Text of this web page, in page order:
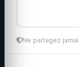
Ne partagez